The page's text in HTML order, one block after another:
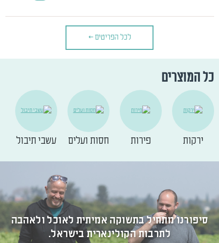
לכל הפריטים>
כל המוצרים
ירקות פירות חסות ועלים עשבי תיבול
סיפורנו מתחיל בתשוקה אמיתית לאוכל ולאהבה
לתרבות הקולינארית בישראל.